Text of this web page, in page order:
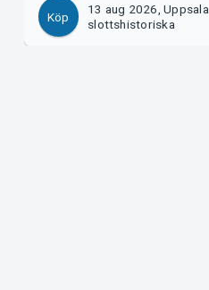
Köp
13 aug 2026, Uppsala
slottshistoriska